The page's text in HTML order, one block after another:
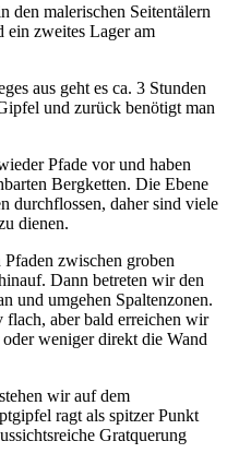
den malerischen Seitentälern
zweites Lager am
aus geht es ca. 3 Stunden
und zurück benötigt man
Pfade vor und haben
Bergketten. Die Ebene
durchflossen, daher sind viele
dienen.
zwischen groben
Dann betreten wir den
und umgehen Spaltenzonen.
aber bald erreichen wir
weniger direkt die Wand
wir auf dem
ragt als spitzer Punkt
Gratquerung